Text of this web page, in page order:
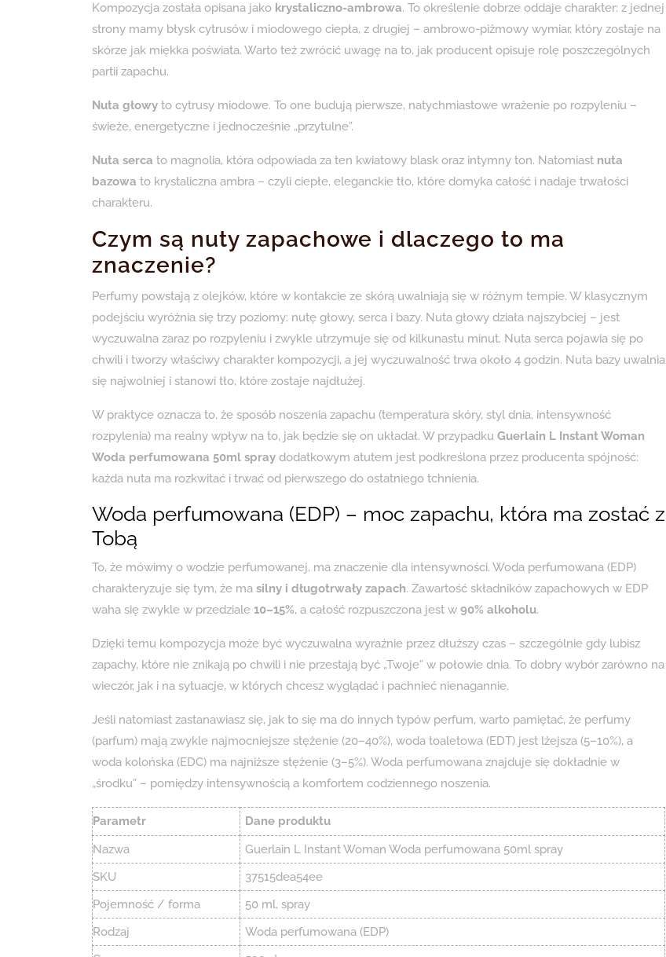
Kompozycja została opisana jako krystaliczno-ambrowa. To określenie dobrze oddaje charakter: z jednej
strony mamy błysk cytrusów i miodowego ciepła, z drugiej – ambrowo-piżmowy wymiar, który zostaje na
skórze jak miękka poświata. Warto też zwrócić uwagę na to, jak producent opisuje rolę poszczególnych
partii zapachu.
Nuta głowy to cytrusy miodowe. To one budują pierwsze, natychmiastowe wrażenie po rozpyleniu –
świeże, energetyczne i jednocześnie „przytulne”.
Nuta serca to magnolia, która odpowiada za ten kwiatowy blask oraz intymny ton. Natomiast nuta
bazowa to krystaliczna ambra – czyli ciepłe, eleganckie tło, które domyka całość i nadaje trwałości
charakteru.
Czym są nuty zapachowe i dlaczego to ma
znaczenie?
Perfumy powstają z olejków, które w kontakcie ze skórą uwalniają się w różnym tempie. W klasycznym
podejściu wyróżnia się trzy poziomy: nutę głowy, serca i bazy. Nuta głowy działa najszybciej – jest
wyczuwalna zaraz po rozpyleniu i zwykle utrzymuje się od kilkunastu minut. Nuta serca pojawia się po
chwili i tworzy właściwy charakter kompozycji, a jej wyczuwalność trwa około 4 godzin. Nuta bazy uwalnia
się najwolniej i stanowi tło, które zostaje najdłużej.
W praktyce oznacza to, że sposób noszenia zapachu (temperatura skóry, styl dnia, intensywność
rozpylenia) ma realny wpływ na to, jak będzie się on układał. W przypadku Guerlain L Instant Woman
Woda perfumowana 50ml spray dodatkowym atutem jest podkreślona przez producenta spójność:
każda nuta ma rozkwitać i trwać od pierwszego do ostatniego tchnienia.
Woda perfumowana (EDP) – moc zapachu, która ma zostać z
Tobą
To, że mówimy o wodzie perfumowanej, ma znaczenie dla intensywności. Woda perfumowana (EDP)
charakteryzuje się tym, że ma silny i długotrwały zapach. Zawartość składników zapachowych w EDP
waha się zwykle w przedziale 10–15%, a całość rozpuszczona jest w 90% alkoholu.
Dzięki temu kompozycja może być wyczuwalna wyraźnie przez dłuższy czas – szczególnie gdy lubisz
zapachy, które nie znikają po chwili i nie przestają być „Twoje” w połowie dnia. To dobry wybór zarówno na
wieczór, jak i na sytuacje, w których chcesz wyglądać i pachnieć nienagannie.
Jeśli natomiast zastanawiasz się, jak to się ma do innych typów perfum, warto pamiętać, że perfumy
(parfum) mają zwykle najmocniejsze stężenie (20–40%), woda toaletowa (EDT) jest lżejsza (5–10%), a
woda kolońska (EDC) ma najniższe stężenie (3–5%). Woda perfumowana znajduje się dokładnie w
„środku” – pomiędzy intensywnością a komfortem codziennego noszenia.
Parametr
Dane produktu
Nazwa
Guerlain L Instant Woman Woda perfumowana 50ml spray
SKU
37515dea54ee
Pojemność / forma
50 ml, spray
Rodzaj
Woda perfumowana (EDP)